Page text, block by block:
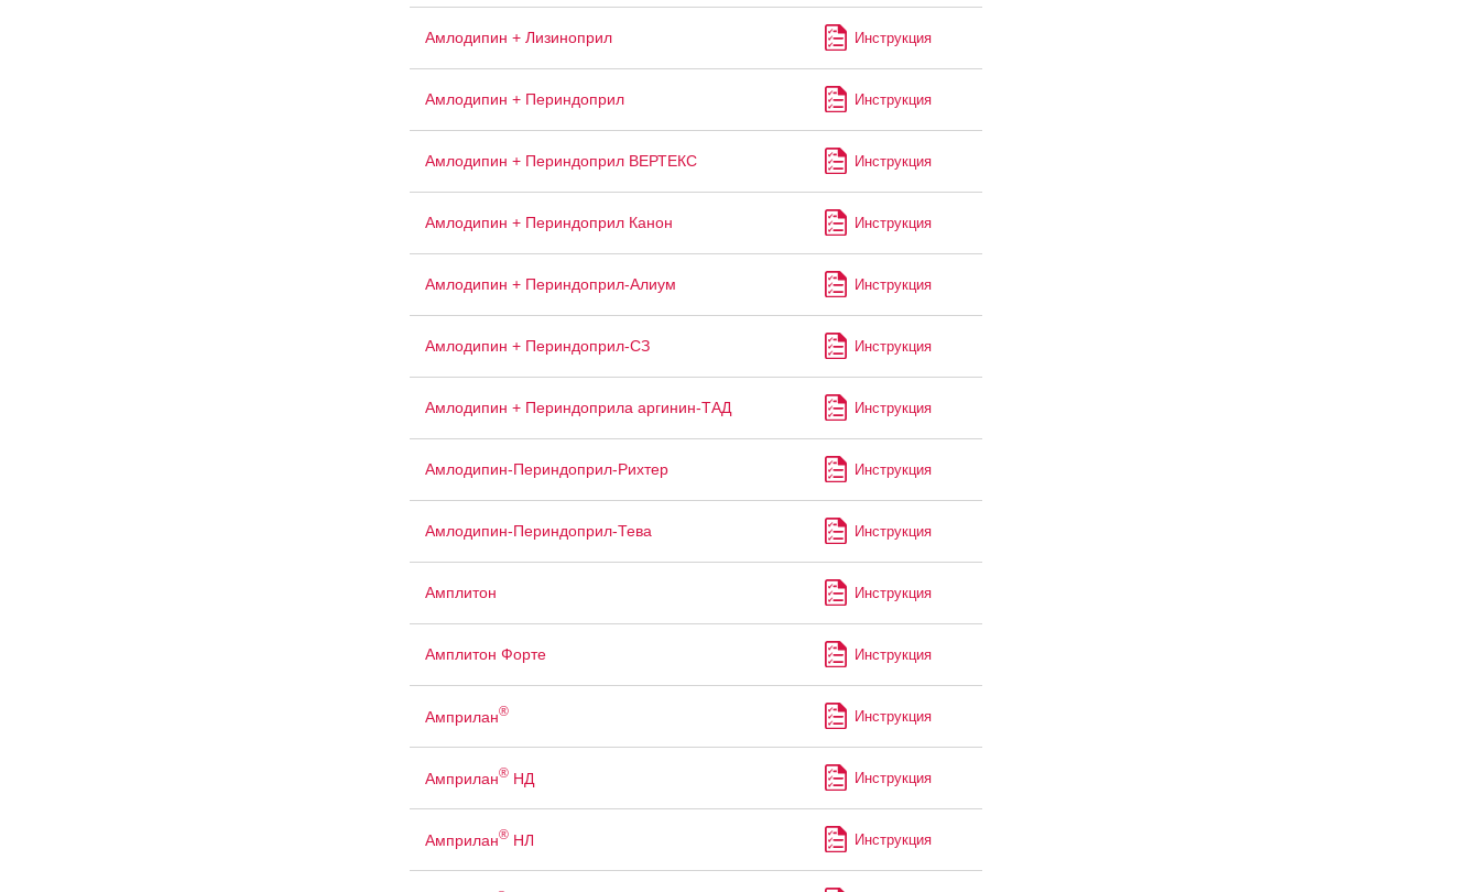
Амлодипин + Лизиноприл Инструкция
Амлодипин + Периндоприл Инструкция
Амлодипин + Периндоприл ВЕРТЕКС Инструкция
Амлодипин + Периндоприл Канон Инструкция
Амлодипин + Периндоприл-Алиум Инструкция
Амлодипин + Периндоприл-СЗ Инструкция
Амлодипин + Периндоприла аргинин-ТАД Инструкция
Амлодипин-Периндоприл-Рихтер Инструкция
Амлодипин-Периндоприл-Тева Инструкция
Амплитон Инструкция
Амплитон Форте Инструкция
Амприлан® Инструкция
Амприлан®НД Инструкция
Амприлан®НЛ Инструкция